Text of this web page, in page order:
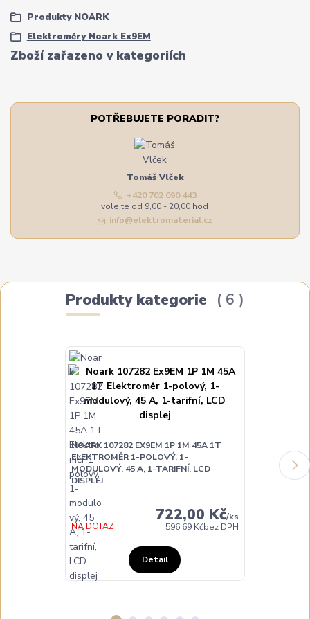
Zboží zařazeno v kategoriích
Produkty NOARK
Elektroměry Noark Ex9EM
POTŘEBUJETE PORADIT?
Tomáš Vlček
+420 702 090 443
volejte od 9,00 - 20,00 hod
info@elektromaterial.cz
Produkty kategorie 6
NOARK 107282 EX9EM 1P 1M 45A 1T
ELEKTROMĚR 1-POLOVÝ, 1-
MODULOVÝ, 45 A, 1-TARIFNÍ, LCD
DISPLEJ
722,00 Kč/ks
596,69 Kčbez DPH
NA DOTAZ
Detail
MCH
MODULOVÝ,